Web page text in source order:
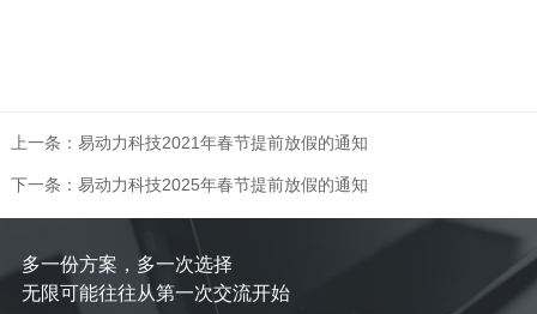
上一条：易动力科技2021年春节提前放假的通知
下一条：易动力科技2025年春节提前放假的通知
多一份方案，多一次选择
无限可能往往从第一次交流开始